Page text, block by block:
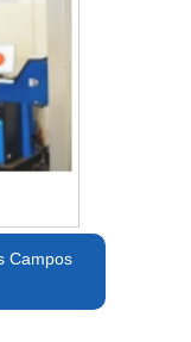
Campos